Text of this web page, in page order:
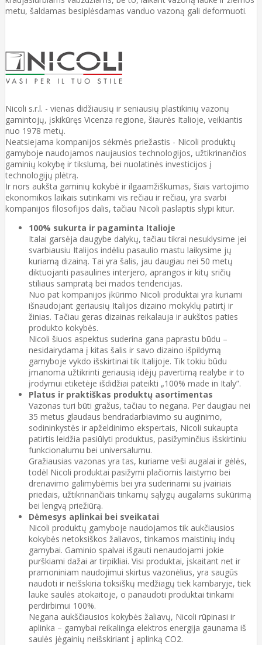
metu, šaldamas besiplėsdamas vanduo vazoną gali deformuoti.
Nicoli s.r.l. - vienas didžiausių ir seniausių plastikinių vazonų
gamintojų, įskikūręs Vicenza regione, šiaurės Italioje, veikiantis
nuo 1978 metų.
Neatsiejama kompanijos sėkmės priežastis - Nicoli produktų
gamyboje naudojamos naujausios technologijos, užtikrinančios
gaminių kokybę ir tikslumą, bei nuolatinės investicijos į
technologijų plėtrą.
Ir nors aukšta gaminių kokybė ir ilgaamžiškumas, šiais vartojimo
ekonomikos laikais sutinkami vis rečiau ir rečiau, yra svarbi
kompanijos filosofijos dalis, tačiau Nicoli paslaptis slypi kitur.
100% sukurta ir pagaminta Italioje
Italai garsėja daugybe dalykų, tačiau tikrai nesuklysime jei
svarbiausiu Italijos indėliu pasaulio mastu laikysime jų
kuriamą dizainą. Tai yra šalis, jau daugiau nei 50 metų
diktuojanti pasaulines interjero, aprangos ir kitų sričių
stiliaus sampratą bei mados tendencijas.
Nuo pat kompanijos įkūrimo Nicoli produktai yra kuriami
išnaudojant geriausių Italijos dizaino mokyklų patirtį ir
žinias. Tačiau geras dizainas reikalauja ir aukštos paties
produkto kokybės.
Nicoli šiuos aspektus suderina gana paprastu būdu –
nesidairydama į kitas šalis ir savo dizaino išpildymą
gamyboje vykdo išskirtinai tik Italijoje. Tik tokiu būdu
įmanoma užtikrinti geriausią idėjų pavertimą realybe ir to
įrodymui etiketėje išdidžiai pateikti „100% made in Italy”.
Platus ir praktiškas produktų asortimentas
Vazonas turi būti gražus, tačiau to negana. Per daugiau nei
35 metus glaudaus bendradarbiavimo su auginimo,
sodininkystės ir apželdinimo ekspertais, Nicoli sukaupta
patirtis leidžia pasiūlyti produktus, pasižyminčius išskirtiniu
funkcionalumu bei universalumu.
Gražiausias vazonas yra tas, kuriame veši augalai ir gėlės,
todėl Nicoli produktai pasižymi plačiomis laistymo bei
drenavimo galimybėmis bei yra suderinami su įvairiais
priedais, užtikrinančiais tinkamų sąlygų augalams sukūrimą
bei lengvą priežiūrą.
Dėmesys aplinkai bei sveikatai
Nicoli produktų gamyboje naudojamos tik aukčiausios
kokybės netoksiškos žaliavos, tinkamos maistinių indų
gamybai. Gaminio spalvai išgauti nenaudojami jokie
purškiami dažai ar tirpikliai. Visi produktai, įskaitant net ir
pramoniniam naudojimui skirtus vazonėlius, yra saugūs
naudoti ir neišskiria toksiškų medžiagų tiek kambaryje, tiek
lauke saulės atokaitoje, o panaudoti produktai tinkami
perdirbimui 100%.
Negana aukščiausios kokybės žaliavų, Nicoli rūpinasi ir
aplinka – gamybai reikalinga elektros energija gaunama iš
saulės jėgainių neišskiriant į aplinką CO2.